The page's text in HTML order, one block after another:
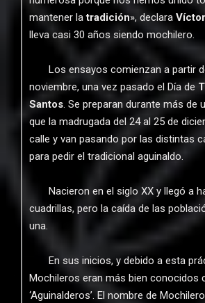
mantener latradición», declara
lleva casi 30 años siendo mochilero.
Los ensayos comienzan a partir
noviembre, una vez pasado el Día de
Santos. Se preparan durante más de
que la madrugada del 24 al 25 de
calle y van pasando por las distintas
para pedir el tradicional aguinaldo.
Nacieron en el siglo XX y llegó a
cuadrillas, pero la caída de las
una.
En sus inicios, y debido a esta
Mochileros eran más bien conocidos
‘Aguinalderos’. El nombre de